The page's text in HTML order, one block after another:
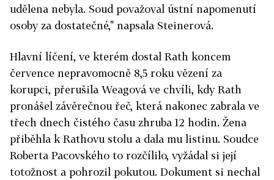
udělena nebyla. Soud považoval ústní napomenutí
osoby za dostatečné," napsala Steinerová.
Hlavní líčení, ve kterém dostal Rath koncem
července nepravomocně 8,5 roku vězení za
korupci, přerušila Weagová ve chvíli, kdy Rath
pronášel závěrečnou řeč, která nakonec zabrala ve
třech dnech čistého času zhruba 12 hodin. Žena
přiběhla k Rathovu stolu a dala mu listinu. Soudce
Roberta Pacovského to rozčílilo, vyžádal si její
totožnost a pohrozil pokutou. Dokument si nechal